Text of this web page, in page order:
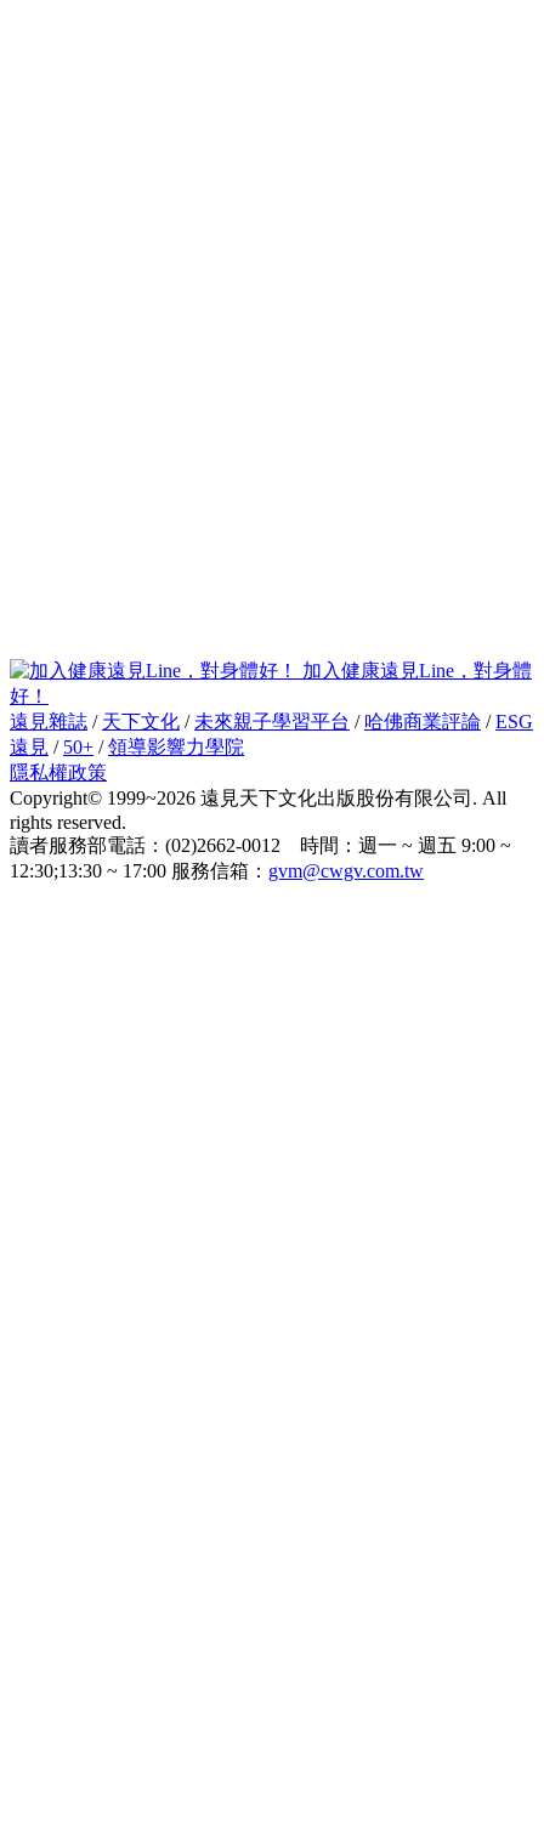
加入健康遠見Line，對身體
好！
遠見雜誌 / 天下文化 / 未來親子學習平台 / 哈佛商業評論 /ESG
遠見 / 50+ /領導影響力學院
隱私權政策
Copyright© 1999~2026 遠見天下文化出版股份有限公司. All
rights reserved.
讀者服務部電話：(02)2662-0012 時間：週一 ~ 週五 9:00 ~
12:30;13:30 ~ 17:00 服務信箱： gvm@cwgv.com.tw